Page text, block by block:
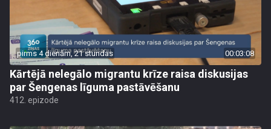
pirms 4 dienām, 21 stundas 00:03:08
Kārtējā nelegālo migrantu krīze raisa diskusijas
par Šengenas līguma pastāvēšanu
412. epizode